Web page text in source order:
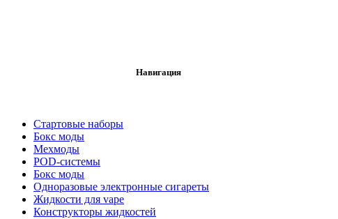
Навигация
Стартовые наборы
Бокс моды
Мехмоды
POD-системы
Бокс моды
Одноразовые электронные сигареты
Жидкости для vape
Конструкторы жидкостей